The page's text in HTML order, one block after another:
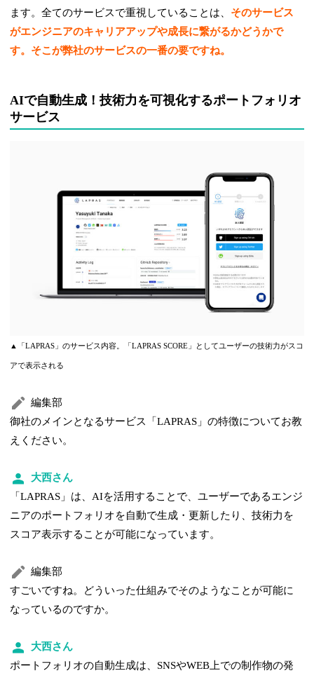
ます。全てのサービスで重視していることは、 そのサービス
がエンジニアのキャリアアップや成長に繋がるかどうかで
す。そこが弊社のサービスの一番の要ですね。
AIで自動生成！技術力を可視化するポートフォリオ
サービス
▲「LAPRAS」のサービス内容。「LAPRAS SCORE」としてユーザーの技術力がスコ
アで表示される
編集部
御社のメインとなるサービス「LAPRAS」の特徴についてお教
えください。
大西さん
「LAPRAS」は、AIを活用することで、ユーザーであるエンジ
ニアのポートフォリオを自動で生成・更新したり、技術力を
スコア表示することが可能になっています。
編集部
すごいですね。どういった仕組みでそのようなことが可能に
なっているのですか。
大西さん
ポートフォリオの自動生成は、SNSやWEB上での制作物の発